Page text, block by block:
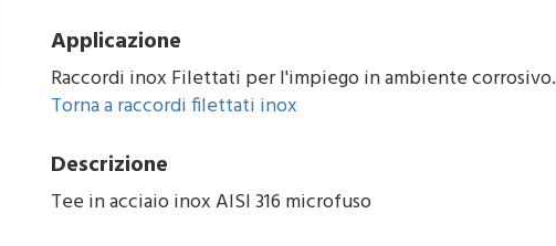
Applicazione
Raccordi inox Filettati per l'impiego in ambiente corrosivo.
Torna a raccordi filettati inox
Descrizione
Tee in acciaio inox AISI 316 microfuso